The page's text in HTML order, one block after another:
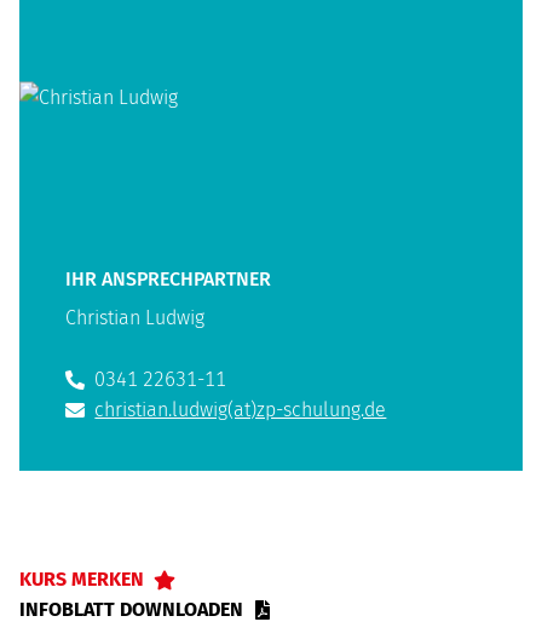
IHR ANSPRECHPARTNER
Christian Ludwig
0341 22631-11
christian.ludwig(at)zp-schulung.de
KURS MERKEN
INFOBLATT DOWNLOADEN